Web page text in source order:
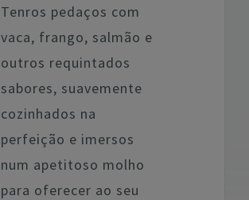
Tenros pedaços com
vaca, frango, salmão e
outros requintados
sabores, suavemente
cozinhados na
perfeição e imersos
num apetitoso molho
para oferecer ao seu